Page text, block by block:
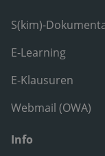
S(kim)-
E-Learning
E-Klausuren
Webmail (OWA)
Info